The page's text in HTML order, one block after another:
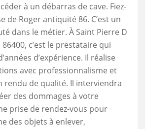
à un débarras de cave. Fiez-
de Roger antiquité 86. C’est un
dans le métier. À Saint Pierre D
c’est le prestataire qui
d’expérience. Il réalise
avec professionnalisme et
rendu de qualité. Il interviendra
des dommages à votre
prise de rendez-vous pour
des objets à enlever,